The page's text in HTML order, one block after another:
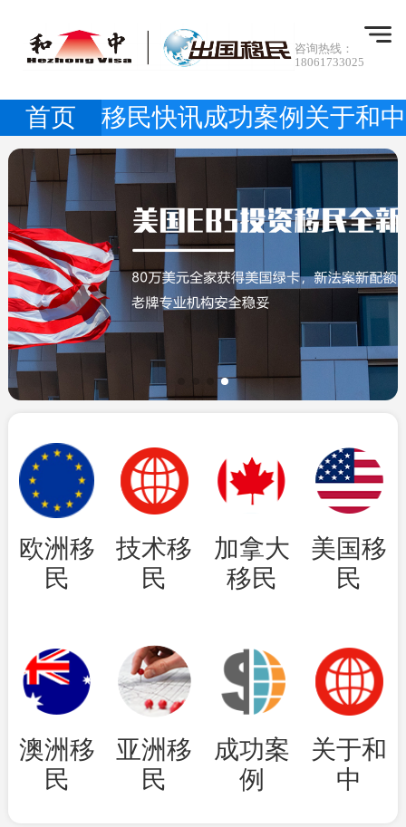
咨询热线：
18061733025
首页 移民快讯成功案例 关于和中
欧洲移
民
技术移
民
加拿大
移民
美国移
民
澳洲移
民
亚洲移
民
成功案
例
关于和
中